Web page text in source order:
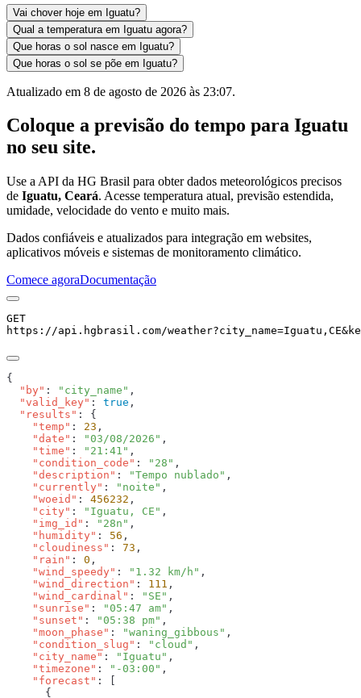
Vai chover hoje em Iguatu?
Qual a temperatura em Iguatu agora?
Que horas o sol nasce em Iguatu?
Que horas o sol se põe em Iguatu?
Atualizado em 8 de agosto de 2026 às 23:07.
Coloque a previsão do tempo para Iguatu
no seu site.
Use a API da HG Brasil para obter dados meteorológicos precisos
de Iguatu, Ceará. Acesse temperatura atual, previsão estendida,
umidade, velocidade do vento e muito mais.
Dados confiáveis e atualizados para integração em websites,
aplicativos móveis e sistemas de monitoramento climático.
Comece agoraDocumentação
GET
https://api.hgbrasil.com/weather?city_name=Iguatu,CE&
  "by"
: "city_name"
  "valid_key"
: true
  "results"
    "temp"
: 23
    "date"
: "03/08/2026"
    "time"
: "21:41"
    "condition_code"
: "28"
    "description"
: "Tempo nublado"
    "currently"
: "noite"
    "woeid"
: 456232
    "city"
: "Iguatu, CE"
    "img_id"
: "28n"
    "humidity"
: 56
    "cloudiness"
: 73
    "rain"
: 0
    "wind_speedy"
: "1.32 km/h"
    "wind_direction"
: 111
    "wind_cardinal"
: "SE"
    "sunrise"
: "05:47 am"
    "sunset"
: "05:38 pm"
    "moon_phase"
: "waning_gibbous"
    "condition_slug"
: "cloud"
    "city_name"
: "Iguatu"
    "timezone"
: "-03:00"
    "forecast"